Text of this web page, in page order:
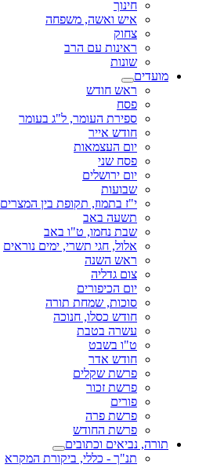
חינוך
איש ואשה, משפחה
צחוק
ראינות עם הרב
שונות
מועדים
ראש חודש
פסח
ספירת העומר, ל"ג בעומר
חודש אייר
יום העצמאות
פסח שני
יום ירושלים
שבועות
י"ז בתמוז, תקופת בין המצרים
תשעה באב
שבת נחמו, ט"ו באב
אלול, חגי תשרי, ימים נוראים
ראש השנה
צום גדליה
יום הכיפורים
סוכות, שמחת תורה
חודש כסלו, חנוכה
עשרה בטבת
ט"ו בשבט
חודש אדר
פרשת שקלים
פרשת זכור
פורים
פרשת פרה
פרשת החודש
תורה, נביאים וכתובים
תנ"ך - כללי, ביקורת המקרא